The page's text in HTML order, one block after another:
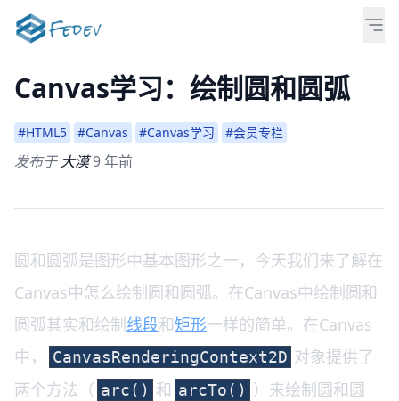
Canvas学习：绘制圆和圆弧
#HTML5 #Canvas #Canvas学习 #会员专栏
发布于大漠9 年前
圆和圆弧是图形中基本图形之一，今天我们来了解在
Canvas中怎么绘制圆和圆弧。在Canvas中绘制圆和
圆弧其实和绘制 线段和矩形一样的简单。在Canvas
中，
CanvasRenderingContext2D 对象提供了
两个方法（ arc() 和 arcTo() ）来绘制圆和圆